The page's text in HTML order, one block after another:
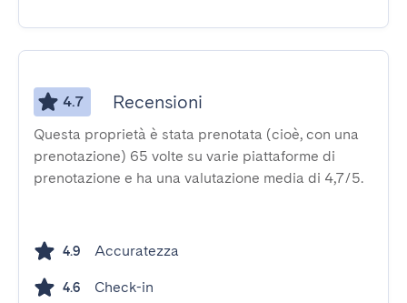
4.7 Recensioni
Questa proprietà è stata prenotata (cioè, con una
prenotazione) 65 volte su varie piattaforme di
prenotazione e ha una valutazione media di 4,7/5.
4.9 Accuratezza
4.6 Check-in